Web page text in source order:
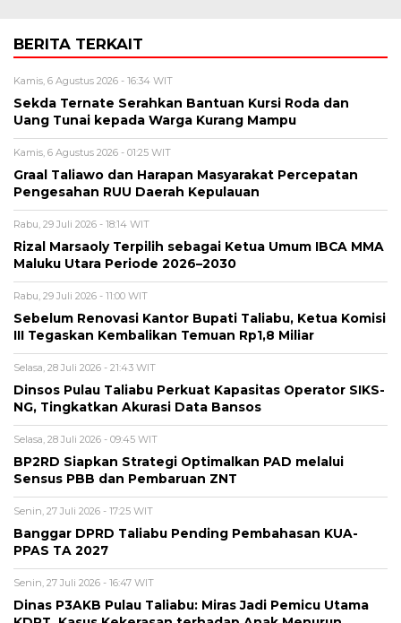
BERITA TERKAIT
Kamis, 6 Agustus 2026 - 16:34 WIT
Sekda Ternate Serahkan Bantuan Kursi Roda dan
Uang Tunai kepada Warga Kurang Mampu
Kamis, 6 Agustus 2026 - 01:25 WIT
Graal Taliawo dan Harapan Masyarakat Percepatan
Pengesahan RUU Daerah Kepulauan
Rabu, 29 Juli 2026 - 18:14 WIT
Rizal Marsaoly Terpilih sebagai Ketua Umum IBCA MMA
Maluku Utara Periode 2026–2030
Rabu, 29 Juli 2026 - 11:00 WIT
Sebelum Renovasi Kantor Bupati Taliabu, Ketua Komisi
III Tegaskan Kembalikan Temuan Rp1,8 Miliar
Selasa, 28 Juli 2026 - 21:43 WIT
Dinsos Pulau Taliabu Perkuat Kapasitas Operator SIKS-
NG, Tingkatkan Akurasi Data Bansos
Selasa, 28 Juli 2026 - 09:45 WIT
BP2RD Siapkan Strategi Optimalkan PAD melalui
Sensus PBB dan Pembaruan ZNT
Senin, 27 Juli 2026 - 17:25 WIT
Banggar DPRD Taliabu Pending Pembahasan KUA-
PPAS TA 2027
Senin, 27 Juli 2026 - 16:47 WIT
Dinas P3AKB Pulau Taliabu: Miras Jadi Pemicu Utama